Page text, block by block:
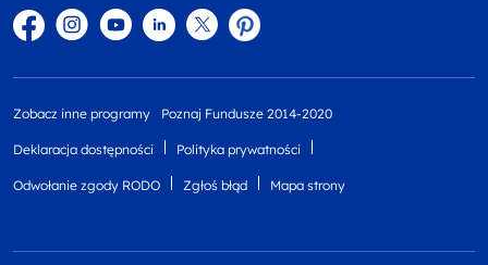
FacebookInstagram
YouTubeLinkedintwitterPinterest
Zobacz inne programy Poznaj Fundusze 2014-2020
Deklaracja dostępności Polityka prywatności
Odwołanie zgody RODO Zgłoś błąd Mapa strony